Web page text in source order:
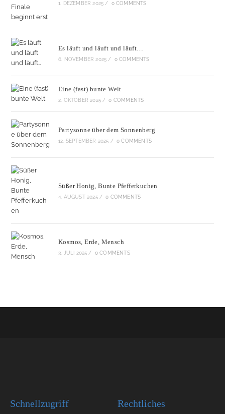
1. DEZEMBER 2025 / 0 COMMENTS
Es läuft und läuft und läuft…
6. NOVEMBER 2025 / 0 COMMENTS
Eine (fast) bunte Welt
2. OKTOBER 2025 / 0 COMMENTS
Partysonne über dem Sonnenberg
12. SEPTEMBER 2025 / 0 COMMENTS
Süßer Honig, Bunte Pfefferkuchen
4. AUGUST 2025 / 0 COMMENTS
Kosmos, Erde, Mensch
3. JULI 2025 / 0 COMMENTS
Schnellzugriff Rechtliches